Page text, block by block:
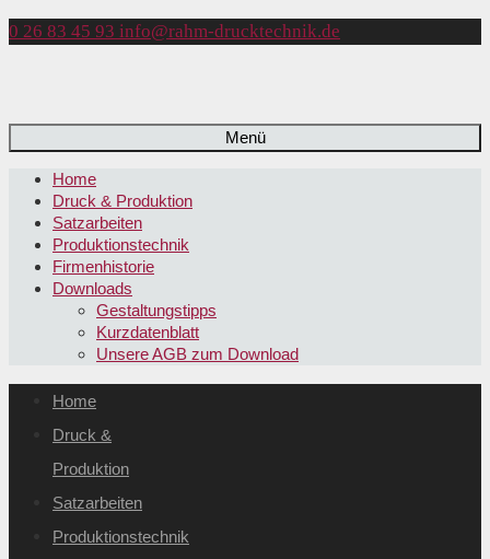
0 26 83 45 93 info@rahm-drucktechnik.de
Menü
Home
Druck & Produktion
Satzarbeiten
Produktionstechnik
Firmenhistorie
Downloads
Gestaltungstipps
Kurzdatenblatt
Unsere AGB zum Download
Home
Druck &
Produktion
Satzarbeiten
Produktionstechnik